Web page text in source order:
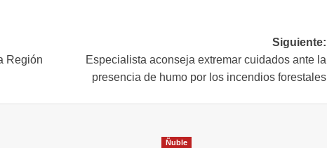
Región
Siguiente:
Especialista aconseja extremar cuidados ante la
presencia de humo por los incendios forestales
Ñuble